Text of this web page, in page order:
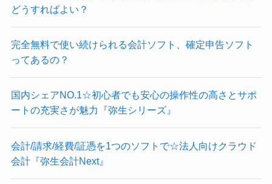
どうすればよい？
完全無料で使い続けられる会計ソフト、確定申告ソフト
ってあるの？
国内シェアNO.1☆初心者でも安心の操作性の高さとサポ
ートの充実さが魅力『弥生シリーズ』
会計/請求/経費/証憑を1つのソフトで☆法人向けクラウド
会計『弥生会計Next』